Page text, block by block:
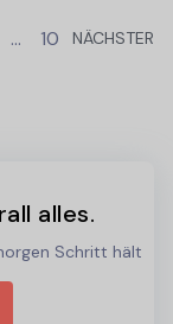
... 10 NÄCHSTER
alles.
Schritt hält